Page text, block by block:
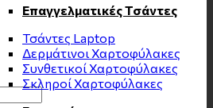
Επαγγελματικές Τσάντες
Τσάντες Laptop
Δερμάτινοι Χαρτοφύλακες
Συνθετικοί Χαρτοφύλακες
Σκληροί Χαρτοφύλακες